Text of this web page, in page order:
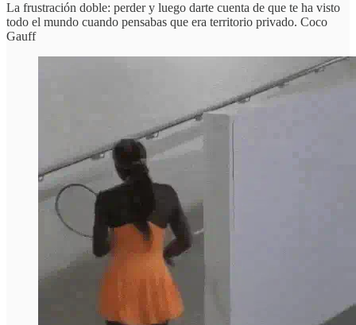
La frustración doble: perder y luego darte cuenta de que te ha visto
todo el mundo cuando pensabas que era territorio privado. Coco
Gauff